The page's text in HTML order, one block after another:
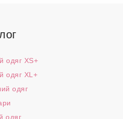
одяг XS+
одяг XL+
одяг
одяг